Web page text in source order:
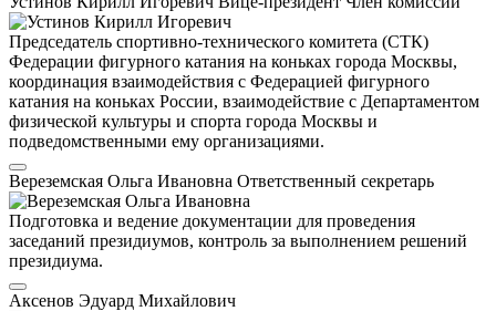
Председатель спортивно-технического комитета (СТК)
Федерации фигурного катания на коньках города Москвы,
координация взаимодействия с Федерацией фигурного
катания на коньках России, взаимодействие с Департаментом
физической культуры и спорта города Москвы и
подведомственными ему организациями.
Вереземская Ольга Ивановна Ответственный секретарь
Подготовка и ведение документации для проведения
заседаний президиумов, контроль за выполнением решений
президиума.
Аксенов Эдуард Михайлович